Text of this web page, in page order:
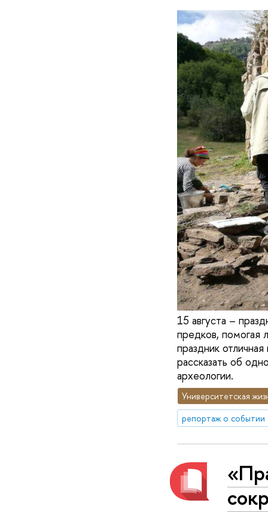
15 августа –
предков, помогая
праздник
рассказать об
археологии.
Университетская
репортаж о событии